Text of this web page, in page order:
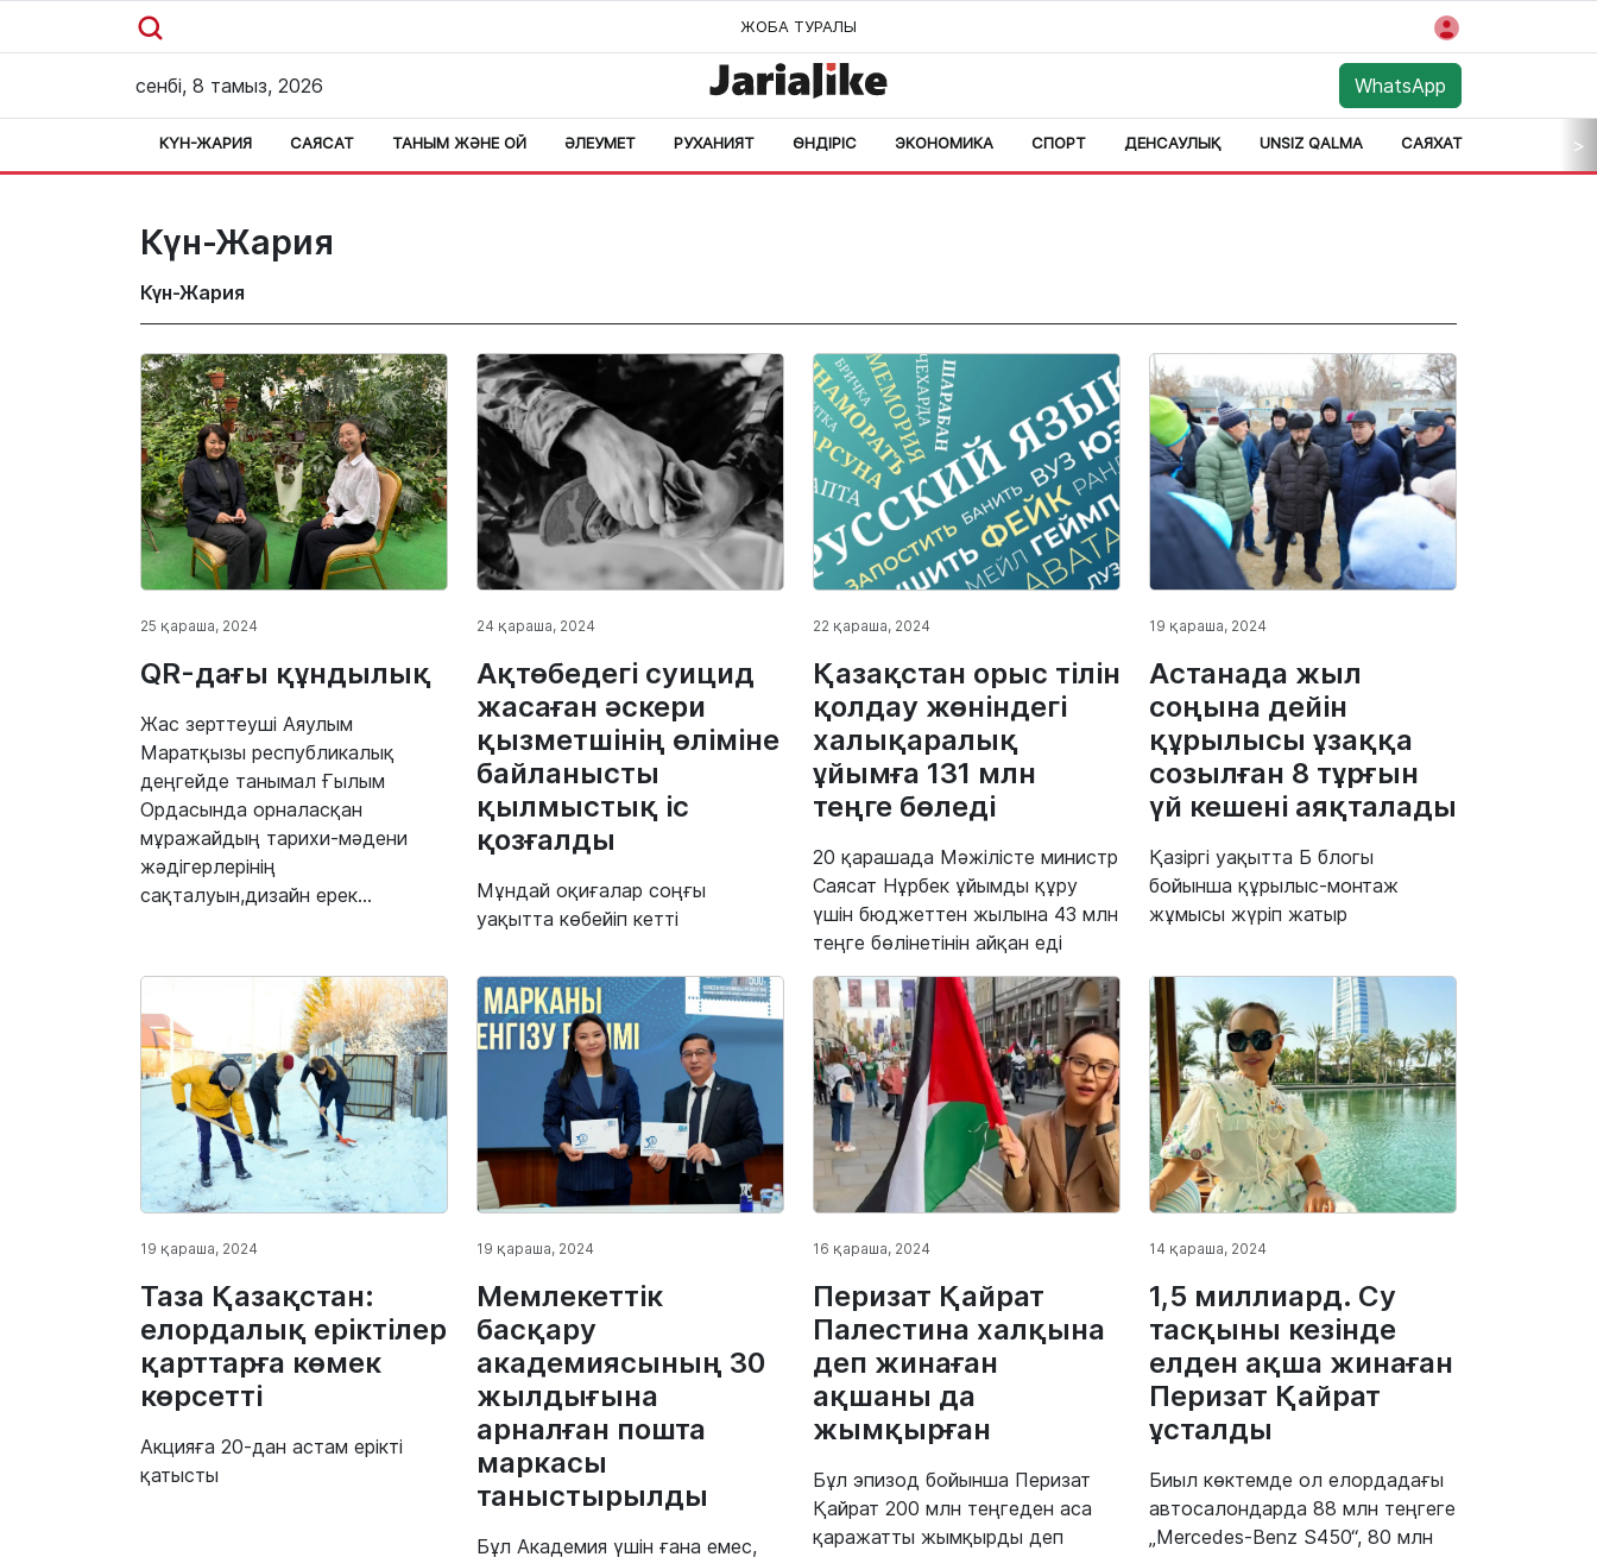
ЖОБА ТУРАЛЫ
сенбі, 8 тамыз, 2026 WhatsApp
КҮН-ЖАРИЯ САЯСАТ ТАНЫМ ЖӘНЕ ОЙ ӘЛЕУМЕТ РУХАНИЯТ ӨНДІРІС ЭКОНОМИКА СПОРТ ДЕНСАУЛЫҚ UNSIZ QALMA САЯХАТ >
Күн-Жария
Күн-Жария
25 қараша, 2024
QR-дағы құндылық
Жас зерттеуші Аяулым
Маратқызы республикалық
деңгейде танымал Ғылым
Ордасында орналасқан
мұражайдың тарихи-мәдени
жәдігерлерінің
сақталуын,дизайн ерек...
24 қараша, 2024
Ақтөбедегі суицид
жасаған әскери
қызметшінің өліміне
байланысты
қылмыстық іс
қозғалды
Мұндай оқиғалар соңғы
уақытта көбейіп кетті
22 қараша, 2024
Қазақстан орыс тілін
қолдау жөніндегі
халықаралық
ұйымға 131 млн
теңге бөледі
20 қарашада Мәжілісте министр
Саясат Нұрбек ұйымды құру
үшін бюджеттен жылына 43 млн
теңге бөлінетінін айқан еді
19 қараша, 2024
Астанада жыл
соңына дейін
құрылысы ұзаққа
созылған 8 тұрғын
үй кешені аяқталады
Қазіргі уақытта Б блогы
бойынша құрылыс-монтаж
жұмысы жүріп жатыр
19 қараша, 2024
Таза Қазақстан:
елордалық еріктілер
қарттарға көмек
көрсетті
Акцияға 20-дан астам ерікті
қатысты
19 қараша, 2024
Мемлекеттік
басқару
академиясының 30
жылдығына
арналған пошта
маркасы
таныстырылды
Бұл Академия үшін ғана емес,
16 қараша, 2024
Перизат Қайрат
Палестина халқына
деп жинаған
ақшаны да
жымқырған
Бұл эпизод бойынша Перизат
Қайрат 200 млн теңгеден аса
қаражатты жымқырды деп
14 қараша, 2024
1,5 миллиард. Су
тасқыны кезінде
елден ақша жинаған
Перизат Қайрат
ұсталды
Биыл көктемде ол елордадағы
автосалондарда 88 млн теңгеге
„Mercedes-Benz S450“, 80 млн